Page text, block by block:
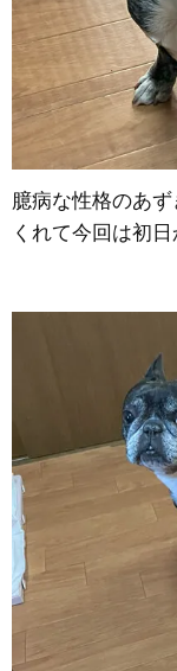
臆病な性格のあ
くれて今回は初